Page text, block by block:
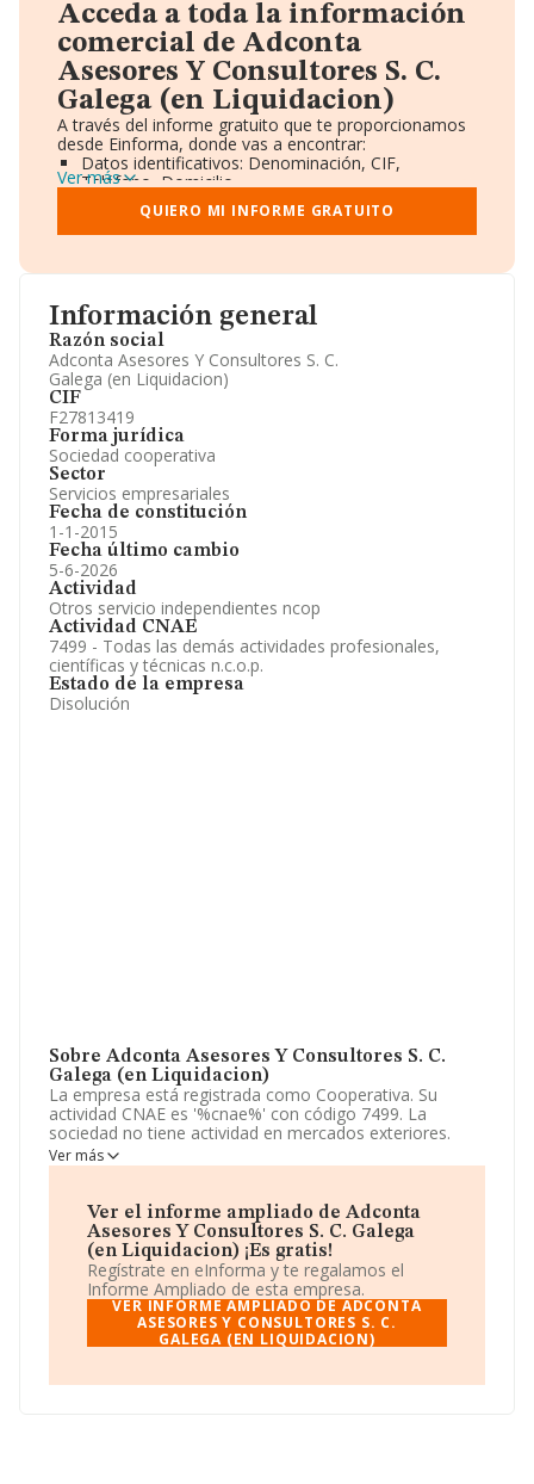
Información general
Razón social
Adconta Asesores Y Consultores S. C.
Galega (en Liquidacion)
CIF
F27813419
Forma jurídica
Sociedad cooperativa
Sector
Servicios empresariales
Fecha de constitución
1-1-2015
Fecha último cambio
5-6-2026
Actividad
Otros servicio independientes ncop
Actividad CNAE
7499 - Todas las demás actividades profesionales,
científicas y técnicas n.c.o.p.
Estado de la empresa
Disolución
Sobre Adconta Asesores Y Consultores S. C.
Galega (en Liquidacion)
La empresa está registrada como Cooperativa. Su
actividad CNAE es '%cnae%' con código 7499. La
sociedad no tiene actividad en mercados exteriores.
La empresaAdconta Asesores y Consultores S. C.
Calle Zamora núm. 89 Bj, (36211), Vigo, provincia de
Pontevedra, Galicia.
En relación con el sector y disponiendo de los datos de
hasta 26.323 empresas, en el ámbito nacional la
facturación alcanza la cifra de 11.946 millones de euros
y el promedio de la facturación de ventas entre todas
las compañías asciende a los 453 mil euros. Respecto a
Pontevedra), en la base de datos INFORMA constan
Ver más
Ver el informe ampliado de Adconta
Asesores Y Consultores S. C. Galega
(en Liquidacion) ¡Es gratis!
Regístrate en eInforma y te regalamos el
Informe Ampliado de esta empresa.
VER INFORME AMPLIADO DE ADCONTA
ASESORES Y CONSULTORES S. C.
GALEGA (EN LIQUIDACION)
Acceda a toda la información
comercial de Adconta
Asesores Y Consultores S. C.
Galega (en Liquidacion)
A través del informe gratuito que te proporcionamos
desde Einforma, donde vas a encontrar:
Datos identificativos: Denominación, CIF,
Teléfono, Domicilio.
Informe Mercantil Completo (BORME).
Gráficos de Evolución Ventas y Empleados.
Consejo de Administración y Administradores.
Accionistas.
Artículos de prensa publicados sobre la empresa.
Información oficial y registral complementaria.
Ver más
QUIERO MI INFORME GRATUITO